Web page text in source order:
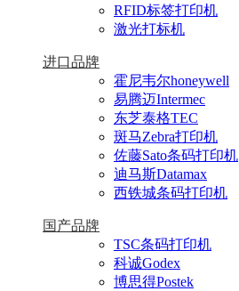
RFID标签打印机
激光打标机
进口品牌
霍尼韦尔honeywell
易腾迈Intermec
东芝泰格TEC
斑马Zebra打印机
佐藤Sato条码打印机
迪马斯Datamax
西铁城条码打印机
国产品牌
TSC条码打印机
科诚Godex
博思得Postek